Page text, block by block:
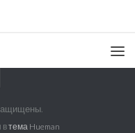
втема Hueman